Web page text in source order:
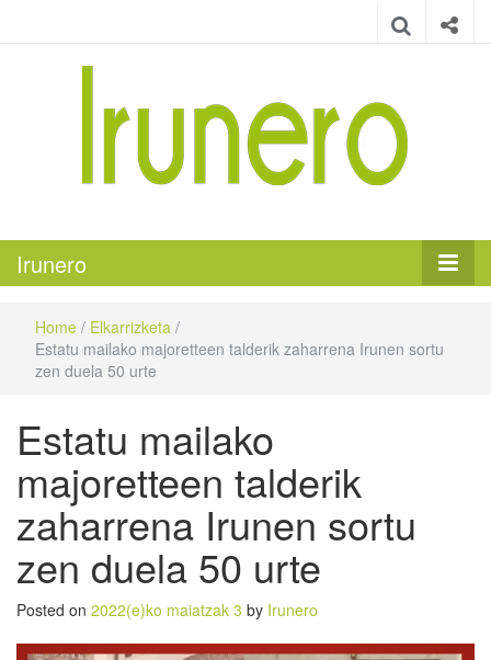
Irunero
Home / Elkarrizketa /
Estatu mailako majoretteen talderik zaharrena Irunen sortu
zen duela 50 urte
Estatu mailako
majoretteen talderik
zaharrena Irunen sortu
zen duela 50 urte
Posted on 2022(e)ko maiatzak 3 by Irunero